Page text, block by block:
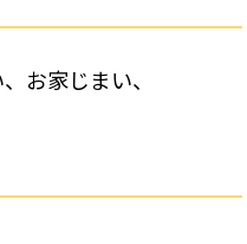
お家じまい、